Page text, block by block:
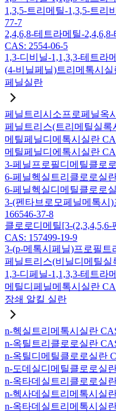
1,3,5-트리메틸-1,3,5-트리
77-7
2,4,6,8-테트라메틸-
CAS: 2554-06-5
1,3-디비닐-1,1,3,3-테트라
(4-비닐페닐)트리메톡시실
페닐실란
페닐트리시소프로페닐옥
페닐트리스(트리메틸실록
메틸페닐디메톡시실란
메틸페닐디에톡시실란
3-페닐프로필디메틸클로
6-페닐헥실트리클로로실
6-페닐헥실디메틸클로로
3-(펜타브로모페닐메톡시
166546-37-8
클로로디메틸[3-
CAS: 157499-19-9
3-(p-메톡시페닐)프로필트
페닐트리스(비닐디메틸실
1,3-디페닐-1,1,3,3-테트라
메틸디페닐메톡시실란
장쇄 알킬 실란
n-헥실트리메톡시실란
n-옥틸트리클로로실란
n-옥틸디메틸클로로실란
n-도데실디메틸클로로실
n-옥타데실트리클로로실
n-헥사데실트리메톡시실
n-옥타데실트리메톡시실